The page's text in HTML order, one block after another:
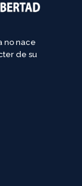
no nace
de su